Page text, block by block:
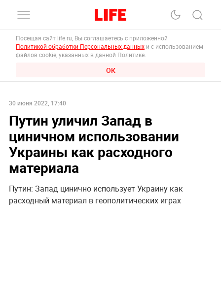
Посещая сайт life.ru, Вы соглашаетесь с приложенной
Политикой обработки Персональных данных и с использованием
файлов cookie, указанных в данной Политике.
ОК
30 июня 2022, 17:40
Путин уличил Запад в
циничном использовании
Украины как расходного
материала
Путин: Запад цинично использует Украину как
расходный материал в геополитических играх